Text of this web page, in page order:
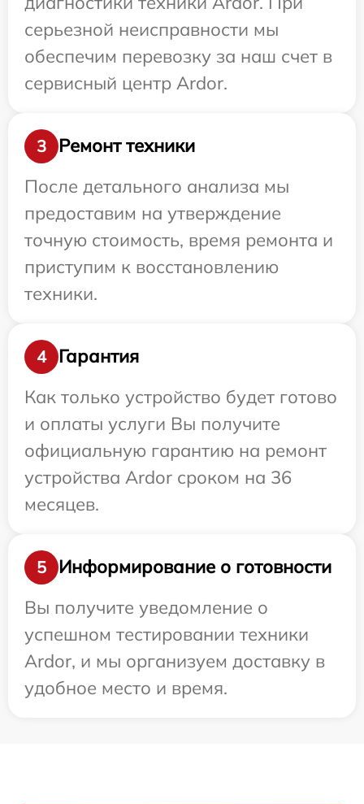
серьезной неисправности мы
обеспечим перевозку за наш счет в
сервисный центр Ardor.
3
Ремонт техники
После детального анализа мы
предоставим на утверждение
точную стоимость, время ремонта и
приступим к восстановлению
техники.
4
Гарантия
Как только устройство будет готово
и оплаты услуги Вы получите
официальную гарантию на ремонт
устройства Ardor сроком на 36
месяцев.
5
Информирование о готовности
Вы получите уведомление о
успешном тестировании техники
Ardor, и мы организуем доставку в
удобное место и время.